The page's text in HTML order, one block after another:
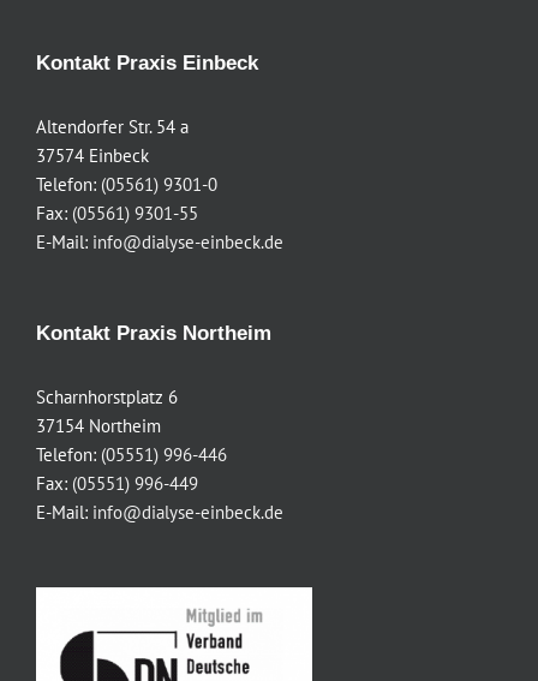
Kontakt Praxis Einbeck
Altendorfer Str. 54 a
37574 Einbeck
Telefon: (05561) 9301-0
Fax: (05561) 9301-55
E-Mail: info@dialyse-einbeck.de
Kontakt Praxis Northeim
Scharnhorstplatz 6
37154 Northeim
Telefon: (05551) 996-446
Fax: (05551) 996-449
E-Mail: info@dialyse-einbeck.de